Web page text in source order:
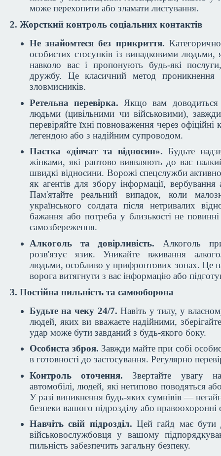
може перехопити або зламати листування.
2. Жорсткий контроль соціальних контактів
Не знайомтеся без прикриття.
особистих стосунків із випадковими людьми,
навколо вас і пропонують будь-які
дружбу. Це класичний метод проникнення
зловмисників.
Ретельна перевірка. Якщо вам доводиться
людьми (цивільними чи військовими),
перевіряйте їхні повноваження через офіційні
легендою або з надійним супроводом.
Пастка «дівчат та відносин». Будьте
жінками, які раптово виявляють до вас
швидкі відносини. Ворожі спецслужби
як агентів для збору інформації, вербування
Пам'ятайте реальний випадок, коли
українського солдата після нетривалих
бажання або потреба у близькості не
самозбереження.
Алкоголь та довірливість. Алкоголь
розв'язує язик. Уникайте вживання
людьми, особливо у прифронтових зонах. Це
ворога витягнути з вас інформацію або
3. Постійна пильність та самооборона
Будьте на чеку 24/7. Навіть у тилу, у
людей, яких ви вважаєте надійними,
удар може бути завданий з будь-якого боку.
Особиста зброя. Завжди майте при собі
в готовності до застосування. Регулярно
Контроль оточення. Звертайте увагу
автомобілі, людей, які нетипово поводяться
У разі виникнення будь-яких сумнівів —
безпеки вашого підрозділу або правоохоронні
Навчіть свій підрозділ. Цей гайд має бути
військовослужбовця у вашому
пильність забезпечить загальну безпеку.